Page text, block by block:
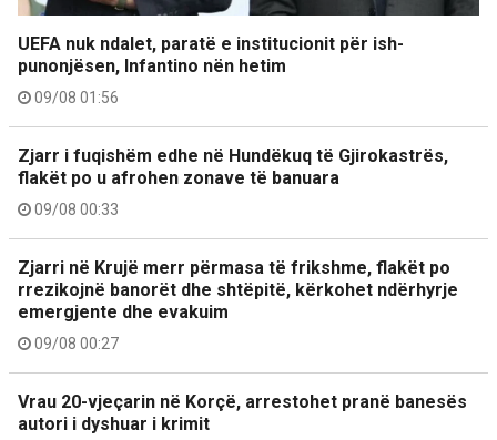
UEFA nuk ndalet, paratë e institucionit për ish-
punonjësen, Infantino nën hetim
09/08 01:56
Zjarr i fuqishëm edhe në Hundëkuq të Gjirokastrës,
flakët po u afrohen zonave të banuara
09/08 00:33
Zjarri në Krujë merr përmasa të frikshme, flakët po
rrezikojnë banorët dhe shtëpitë, kërkohet ndërhyrje
emergjente dhe evakuim
09/08 00:27
Vrau 20-vjeçarin në Korçë, arrestohet pranë banesës
autori i dyshuar i krimit